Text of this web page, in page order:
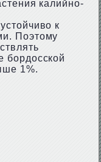
калийно-
к
Поэтому
бордосской
1%.